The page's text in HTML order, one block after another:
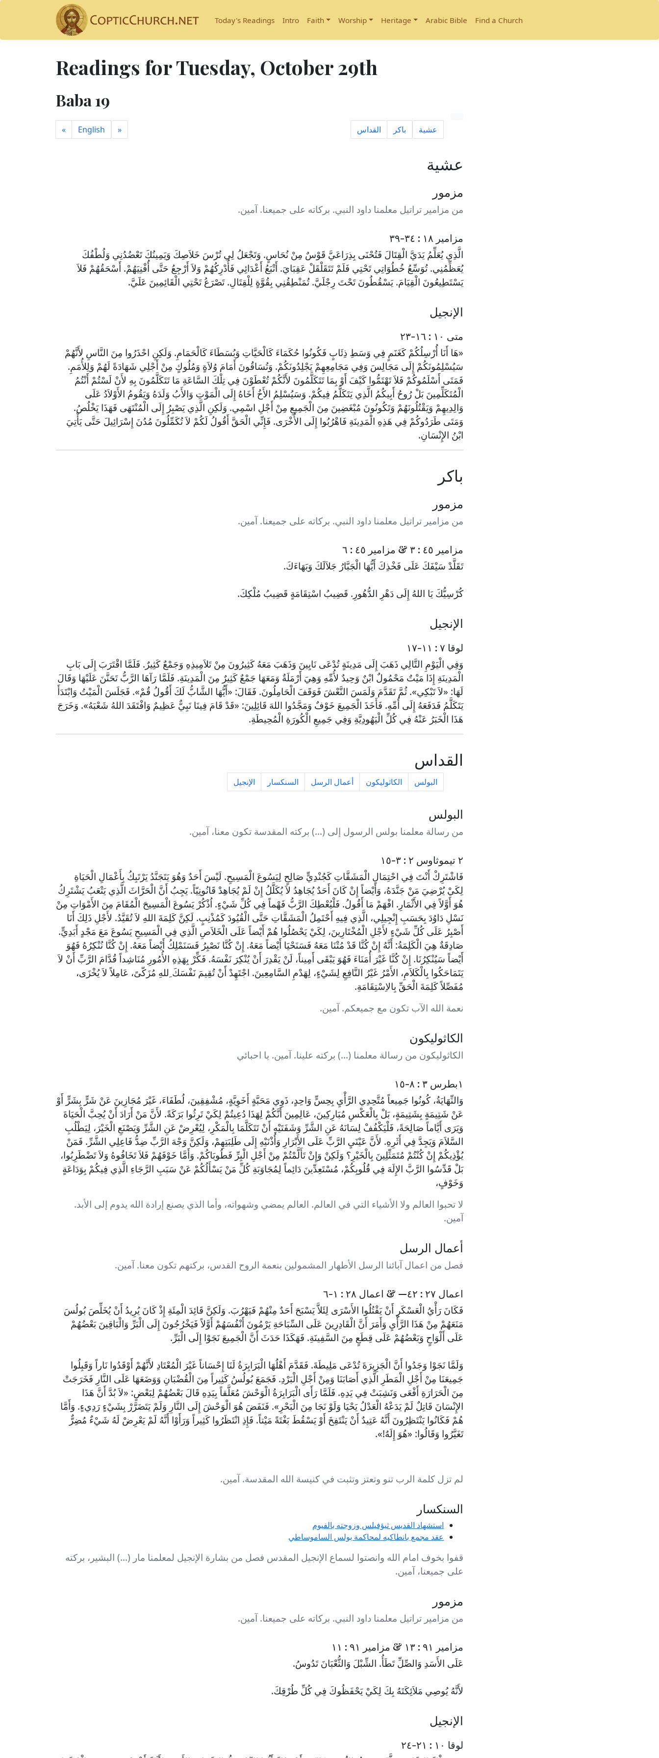
Today's Readings Intro Faith Worship Heritage Arabic Bible Find a Church
Readings for Tuesday, October 29th
Baba 19
عشية باكر القداس «
English
»
عشية
مزمور
من مزامير تراتيل معلمنا داود النبي. بركاته على جميعنا. آمين.
مزامير ١٨ : ٣٤-٣٩
الَّذِي يُعَلِّمُ يَدَيَّ الْقِتَالَ فَتُحْنَى بِذِرَاعَيَّ قَوْسٌ مِنْ نُحَاسٍ. وَتَجْعَلُ لِي تُرْسَ خَلاَصِكَ وَيَمِينُكَ تَعْضُدُنِي وَلُطْفُكَ
يُعَظِّمُنِي. تُوَسِّعُ خُطُوَاتِي تَحْتِي فَلَمْ تَتَقَلْقَلْ عَقِبَايَ. أَتْبَعُ أَعْدَائِي فَأُدْرِكُهُمْ وَلاَ أَرْجِعُ حَتَّى أُفْنِيَهُمْ. أَسْحَقُهُمْ فَلاَ
يَسْتَطِيعُونَ الْقِيَامَ. يَسْقُطُونَ تَحْتَ رِجْلَيَّ. تُمَنْطِقُنِي بِقُوَّةٍ لِلْقِتَالِ. تَصْرَعُ تَحْتِي الْقَائِمِينَ عَلَيَّ.
الإنجيل
متى ١٠ : ١٦-٢٣
«هَا أَنَا أُرْسِلُكُمْ كَغَنَمٍ فِي وَسَطِ ذِئَابٍ فَكُونُوا حُكَمَاءَ كَالْحَيَّاتِ وَبُسَطَاءَ كَالْحَمَامِ. وَلَكِنِ احْذَرُوا مِنَ النَّاسِ لأَنَّهُمْ
سَيُسْلِمُونَكُمْ إِلَى مَجَالِسَ وَفِي مَجَامِعِهِمْ يَجْلِدُونَكُمْ. وَتُسَاقُونَ أَمَامَ وُلاَةٍ وَمُلُوكٍ مِنْ أَجْلِي شَهَادَةً لَهُمْ وَلِلأُمَمِ.
فَمَتَى أَسْلَمُوكُمْ فَلاَ تَهْتَمُّوا كَيْفَ أَوْ بِمَا تَتَكَلَّمُونَ لأَنَّكُمْ تُعْطَوْنَ فِي تِلْكَ السَّاعَةِ مَا تَتَكَلَّمُونَ بِهِ لأَنْ لَسْتُمْ أَنْتُمُ
الْمُتَكَلِّمِينَ بَلْ رُوحُ أَبِيكُمُ الَّذِي يَتَكَلَّمُ فِيكُمْ. وَسَيُسْلِمُ الأَخُ أَخَاهُ إِلَى الْمَوْتِ وَالأَبُ وَلَدَهُ وَيَقُومُ الأَوْلاَدُ عَلَى
وَالِدِيهِمْ وَيَقْتُلُونَهُمْ وَتَكُونُونَ مُبْغَضِينَ مِنَ الْجَمِيعِ مِنْ أَجْلِ اسْمِي. وَلَكِنِ الَّذِي يَصْبِرُ إِلَى الْمُنْتَهَى فَهَذَا يَخْلُصُ.
وَمَتَى طَرَدُوكُمْ فِي هَذِهِ الْمَدِينَةِ فَاهْرُبُوا إِلَى الأُخْرَى. فَإِنِّي الْحَقَّ أَقُولُ لَكُمْ لاَ تُكَمِّلُونَ مُدُنَ إِسْرَائِيلَ حَتَّى يَأْتِيَ
ابْنُ الإِنْسَانِ.
باكر
مزمور
من مزامير تراتيل معلمنا داود النبي. بركاته على جميعنا. آمين.
مزامير ٤٥ : ٣ & مزامير ٤٥ : ٦
تَقَلَّدْ سَيْفَكَ عَلَى فَخْذِكَ أَيُّهَا الْجَبَّارُ جَلاَلَكَ وَبَهَاءَكَ.
كُرْسِيُّكَ يَا اللهُ إِلَى دَهْرِ الدُّهُورِ. قَضِيبُ اسْتِقَامَةٍ قَضِيبُ مُلْكِكَ.
الإنجيل
لوقا ٧ : ١١-١٧
وَفِي الْيَوْمِ التَّالِي ذَهَبَ إِلَى مَدِينَةٍ تُدْعَى نَايِينَ وَذَهَبَ مَعَهُ كَثِيرُونَ مِنْ تَلاَمِيذِهِ وَجَمْعٌ كَثِيرٌ. فَلَمَّا اقْتَرَبَ إِلَى بَابِ
الْمَدِينَةِ إِذَا مَيْتٌ مَحْمُولٌ ابْنٌ وَحِيدٌ لأُمِّهِ وَهِيَ أَرْمَلَةٌ وَمَعَهَا جَمْعٌ كَثِيرٌ مِنَ الْمَدِينَةِ. فَلَمَّا رَآهَا الرَّبُّ تَحَنَّنَ عَلَيْهَا وَقَالَ
لَهَا: «لاَ تَبْكِي». ثُمَّ تَقَدَّمَ وَلَمَسَ النَّعْشَ فَوَقَفَ الْحَامِلُونَ. فَقَالَ: «أَيُّهَا الشَّابُّ لَكَ أَقُولُ قُمْ». فَجَلَسَ الْمَيْتُ وَابْتَدَأَ
يَتَكَلَّمُ فَدَفَعَهُ إِلَى أُمِّهِ. فَأَخَذَ الْجَمِيعَ خَوْفٌ وَمَجَّدُوا اللهَ قَائِلِينَ: «قَدْ قَامَ فِينَا نَبِيٌّ عَظِيمٌ وَافْتَقَدَ اللهُ شَعْبَهُ». وَخَرَجَ
هَذَا الْخَبَرُ عَنْهُ فِي كُلِّ الْيَهُودِيَّةِ وَفِي جَمِيعِ الْكُورَةِ الْمُحِيطَةِ.
القداس
البولس الكاثوليكون أعمال الرسل السنكسار الإنجيل
البولس
من رسالة معلمنا بولس الرسول إلى (...) بركته المقدسة تكون معنا، آمين.
٢ تيموثاوس ٢ : ٣-١٥
فَاشْتَرِكْ أَنْتَ فِي احْتِمَالِ الْمَشَقَّاتِ كَجُنْدِيٍّ صَالِحٍ لِيَسُوعَ الْمَسِيحِ. لَيْسَ أَحَدٌ وَهُوَ يَتَجَنَّدُ يَرْتَبِكُ بِأَعْمَالِ الْحَيَاةِ
لِكَيْ يُرْضِيَ مَنْ جَنَّدَهُ، وَأَيْضاً إِنْ كَانَ أَحَدٌ يُجَاهِدُ لاَ يُكَلَّلُ إِنْ لَمْ يُجَاهِدْ قَانُونِيّاً. يَجِبُ أَنَّ الْحَرَّاثَ الَّذِي يَتْعَبُ يَشْتَرِكُ
هُوَ أَوَّلاً فِي الأَثْمَارِ. افْهَمْ مَا أَقُولُ. فَلْيُعْطِكَ الرَّبُّ فَهْماً فِي كُلِّ شَيْءٍ. اُذْكُرْ يَسُوعَ الْمَسِيحَ الْمُقَامَ مِنَ الأَمْوَاتِ مِنْ
نَسْلِ دَاوُدَ بِحَسَبِ إِنْجِيلِي، الَّذِي فِيهِ أَحْتَمِلُ الْمَشَقَّاتِ حَتَّى الْقُيُودَ كَمُذْنِبٍ. لَكِنَّ كَلِمَةَ اللهِ لاَ تُقَيَّدُ. لأَجْلِ ذَلِكَ أَنَا
أَصْبِرُ عَلَى كُلِّ شَيْءٍ لأَجْلِ الْمُخْتَارِينَ، لِكَيْ يَحْصُلُوا هُمْ أَيْضاً عَلَى الْخَلاَصِ الَّذِي فِي الْمَسِيحِ يَسُوعَ مَعَ مَجْدٍ أَبَدِيٍّ.
صَادِقَةٌ هِيَ الْكَلِمَةُ: أَنَّهُ إِنْ كُنَّا قَدْ مُتْنَا مَعَهُ فَسَنَحْيَا أَيْضاً مَعَهُ. إِنْ كُنَّا نَصْبِرُ فَسَنَمْلِكُ أَيْضاً مَعَهُ. إِنْ كُنَّا نُنْكِرُهُ فَهُوَ
أَيْضاً سَيُنْكِرُنَا. إِنْ كُنَّا غَيْرَ أُمَنَاءَ فَهُوَ يَبْقَى أَمِيناً، لَنْ يَقْدِرَ أَنْ يُنْكِرَ نَفْسَهُ. فَكِّرْ بِهَذِهِ الأُمُورِ مُنَاشِداً قُدَّامَ الرَّبِّ أَنْ لاَ
يَتَمَاحَكُوا بِالْكَلاَمِ، الأَمْرُ غَيْرُ النَّافِعِ لِشَيْءٍ، لِهَدْمِ السَّامِعِينَ. اجْتَهِدْ أَنْ تُقِيمَ نَفْسَكَ ِللهِ مُزَكّىً، عَامِلاً لاَ يُخْزَى،
مُفَصِّلاً كَلِمَةَ الْحَقِّ بِالاِسْتِقَامَةِ.
نعمة الله الآب تكون مع جميعكم. آمين.
الكاثوليكون
الكاثوليكون من رسالة معلمنا (...) بركته علينا. آمين. يا احبائي
١بطرس ٣ : ٨-١٥
وَالنِّهَايَةُ، كُونُوا جَمِيعاً مُتَّحِدِي الرَّأْيِ بِحِسٍّ وَاحِدٍ، ذَوِي مَحَبَّةٍ أَخَوِيَّةٍ، مُشْفِقِينَ، لُطَفَاءَ، غَيْرَ مُجَازِينَ عَنْ شَرٍّ بِشَرٍّ أَوْ
عَنْ شَتِيمَةٍ بِشَتِيمَةٍ، بَلْ بِالْعَكْسِ مُبَارِكِينَ، عَالِمِينَ أَنَّكُمْ لِهَذَا دُعِيتُمْ لِكَيْ تَرِثُوا بَرَكَةً. لأَنَّ مَنْ أَرَادَ أَنْ يُحِبَّ الْحَيَاةَ
وَيَرَى أَيَّاماً صَالِحَةً، فَلْيَكْفُفْ لِسَانَهُ عَنِ الشَّرِّ وَشَفَتَيْهِ أَنْ تَتَكَلَّمَا بِالْمَكْرِ، لِيُعْرِضْ عَنِ الشَّرِّ وَيَصْنَعِ الْخَيْرَ، لِيَطْلُبِ
السَّلاَمَ وَيَجِدَّ فِي أَثَرِهِ. لأَنَّ عَيْنَيِ الرَّبِّ عَلَى الأَبْرَارِ وَأُذْنَيْهِ إِلَى طَلِبَتِهِمْ، وَلَكِنَّ وَجْهَ الرَّبِّ ضِدُّ فَاعِلِي الشَّرِّ. فَمَنْ
يُؤْذِيكُمْ إِنْ كُنْتُمْ مُتَمَثِّلِينَ بِالْخَيْرِ؟ وَلَكِنْ وَإِنْ تَأَلَّمْتُمْ مِنْ أَجْلِ الْبِرِّ فَطُوبَاكُمْ. وَأَمَّا خَوْفَهُمْ فَلاَ تَخَافُوهُ وَلاَ تَضْطَرِبُوا،
بَلْ قَدِّسُوا الرَّبَّ الإِلَهَ فِي قُلُوبِكُمْ، مُسْتَعِدِّينَ دَائِماً لِمُجَاوَبَةِ كُلِّ مَنْ يَسْأَلُكُمْ عَنْ سَبَبِ الرَّجَاءِ الَّذِي فِيكُمْ بِوَدَاعَةٍ
وَخَوْفٍ،
لا تحبوا العالم ولا الأشياء التي في العالم. العالم يمضي وشهواته، وأما الذي يصنع إرادة الله يدوم إلى الأبد.
آمين.
أعمال الرسل
فصل من اعمال آبائنا الرسل الأطهار المشمولين بنعمة الروح القدس، بركتهم تكون معنا. آمين.
اعمال ٢٧ : ٤٢— & اعمال ٢٨ : ١-٦
فَكَانَ رَأْيُ الْعَسْكَرِ أَنْ يَقْتُلُوا الأَسْرَى لِئَلاَّ يَسْبَحَ أَحَدٌ مِنْهُمْ فَيَهْرُبَ. وَلَكِنَّ قَائِدَ الْمِئَةِ إِذْ كَانَ يُرِيدُ أَنْ يُخَلِّصَ بُولُسَ
مَنَعَهُمْ مِنْ هَذَا الرَّأْيِ وَأَمَرَ أَنَّ الْقَادِرِينَ عَلَى السِّبَاحَةِ يَرْمُونَ أَنْفُسَهُمْ أَوَّلاً فَيَخْرُجُونَ إِلَى الْبَرِّ وَالْبَاقِينَ بَعْضُهُمْ
عَلَى أَلْوَاحٍ وَبَعْضُهُمْ عَلَى قِطَعٍ مِنَ السَّفِينَةِ. فَهَكَذَا حَدَثَ أَنَّ الْجَمِيعَ نَجَوْا إِلَى الْبَرِّ.
وَلَمَّا نَجَوْا وَجَدُوا أَنَّ الْجَزِيرَةَ تُدْعَى مَلِيطَةَ. فَقَدَّمَ أَهْلُهَا الْبَرَابِرَةُ لَنَا إِحْسَاناً غَيْرَ الْمُعْتَادِ لأَنَّهُمْ أَوْقَدُوا نَاراً وَقَبِلُوا
جَمِيعَنَا مِنْ أَجْلِ الْمَطَرِ الَّذِي أَصَابَنَا وَمِنْ أَجْلِ الْبَرْدِ. فَجَمَعَ بُولُسُ كَثِيراً مِنَ الْقُضْبَانِ وَوَضَعَهَا عَلَى النَّارِ فَخَرَجَتْ
مِنَ الْحَرَارَةِ أَفْعَى وَنَشِبَتْ فِي يَدِهِ. فَلَمَّا رَأَى الْبَرَابِرَةُ الْوَحْشَ مُعَلَّقاً بِيَدِهِ قَالَ بَعْضُهُمْ لِبَعْضٍ: «لاَ بُدَّ أَنَّ هَذَا
الإِنْسَانَ قَاتِلٌ لَمْ يَدَعْهُ الْعَدْلُ يَحْيَا وَلَوْ نَجَا مِنَ الْبَحْرِ». فَنَفَضَ هُوَ الْوَحْشَ إِلَى النَّارِ وَلَمْ يَتَضَرَّرْ بِشَيْءٍ رَدِيءٍ. وَأَمَّا
هُمْ فَكَانُوا يَنْتَظِرُونَ أَنَّهُ عَتِيدٌ أَنْ يَنْتَفِخَ أَوْ يَسْقُطَ بَغْتَةً مَيْتاً. فَإِذِ انْتَظَرُوا كَثِيراً وَرَأَوْا أَنَّهُ لَمْ يَعْرِضْ لَهُ شَيْءٌ مُضِرٌّ
تَغَيَّرُوا وَقَالُوا: «هُوَ إِلَهٌ!».
لم تزل كلمة الرب تنو وتعتز وتثبت في كنيسة الله المقدسة. آمين.
السنكسار
استشهاد القديس ثيؤفيلس وزوجته بالفيوم
عقد مجمع بانطاكيه لمحاكمة بولس الساموساطي
قفوا بخوف امام الله وانصتوا لسماع الإنجيل المقدس فصل من بشارة الإنجيل لمعلمنا مار (...) البشير، بركته
على جميعنا، آمين.
مزمور
من مزامير تراتيل معلمنا داود النبي. بركاته على جميعنا. آمين.
مزامير ٩١ : ١٣ & مزامير ٩١ : ١١
عَلَى الأَسَدِ وَالصِّلِّ تَطَأُ. الشِّبْلَ وَالثُّعْبَانَ تَدُوسُ.
لأَنَّهُ يُوصِي مَلاَئِكَتَهُ بِكَ لِكَيْ يَحْفَظُوكَ فِي كُلِّ طُرْقِكَ.
الإنجيل
لوقا ١٠ : ٢١-٢٤